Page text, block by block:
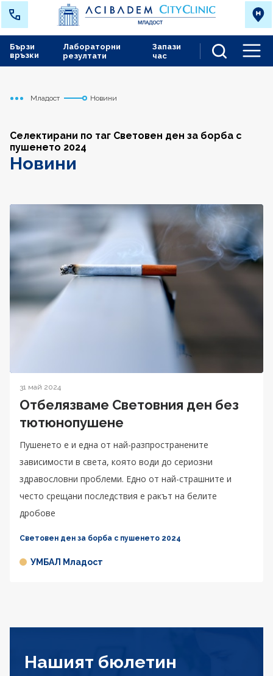
Лабораторни
резултати
Запази
час
Бързи
връзки
Начало
Младост Новини
Селектирани по таг Световен ден за борба с
пушенето 2024
Новини
31 май 2024
Oтбелязваме Световния ден без
тютюнопушене
Пушенето е и една от най-разпространените
зависимости в света, която води до сериозни
здравословни проблеми. Едно от най-страшните и
често срещани последствия е ракът на белите
дробове
Световен ден за борба с пушенето 2024
УМБАЛ Младост
Нашият бюлетин